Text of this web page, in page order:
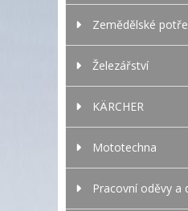
Zemědělské
Železářství
KÄRCHER
Mototechna
Pracovní oděvy a